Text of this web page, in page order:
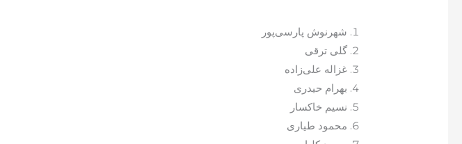
شهرنوش پارسی‌پور
گلی ترقی
غزاله علی‌زاده
بهرام حیدری
نسیم خاکسار
محمود طیاری